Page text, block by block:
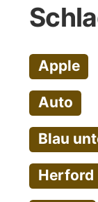
Apple
Auto
Blau
Herford